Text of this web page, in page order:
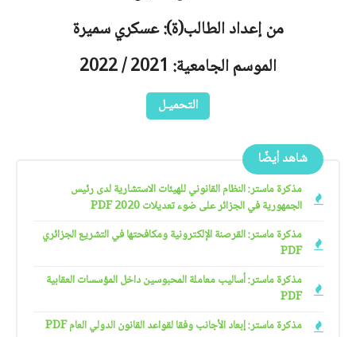
من إعداد الطالب(ة): عسكري سميرة
الموسم الجامعية: 2021 / 2022
التحميـل
شاهد أيضًا
مذكرة ماستر: النظام القانوني للهيئات الاستشارية لدى رئيس
الجمهورية في الجزائر على ضوء تعديلات 2020 PDF
مذكرة ماستر: القرصنة الإلكترونية ومكافحتها في التشريع الجزائري
PDF
مذكرة ماستر: أساليب معاملة المحبوسين داخل المؤسسات العقابية
PDF
مذكرة ماستر: إبعاد الأجانب وفقا لقواعد القانون الدولي العام PDF